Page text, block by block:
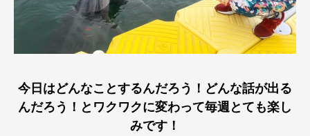
今日はどんなことするんだろう！どんな話が出る
んだろう！とワクワクに変わって毎週とても楽し
みです！